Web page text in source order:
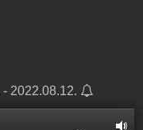
2022.08.12.